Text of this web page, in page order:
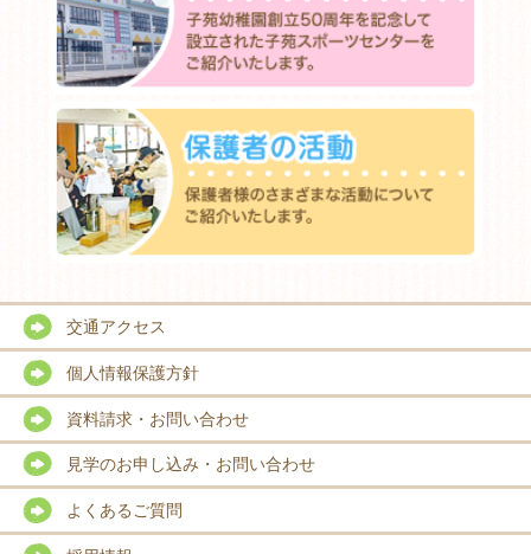
交通アクセス
個人情報保護方針
資料請求・お問い合わせ
見学のお申し込み・お問い合わせ
よくあるご質問